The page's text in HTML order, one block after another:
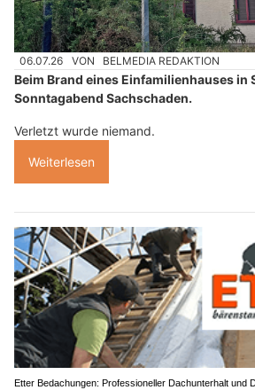
06.07.26 VON BELMEDIA REDAKTION
Beim Brand eines Einfamilienhauses in
Sonntagabend Sachschaden.
Verletzt wurde niemand.
Weiterlesen
Etter Bedachungen: Professioneller Dachunterhalt und